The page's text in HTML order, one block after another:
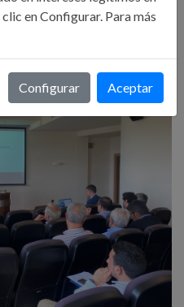
en Configurar. Para más
Configurar Aceptar